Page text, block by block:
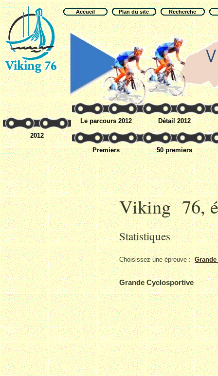
Accueil Plan du site Recherche
2012
Le parcours 2012 Détail 2012
Premiers 50 premiers
Viking 76,
Statistiques
Choisissez une épreuve :
Grande Cyclosportive